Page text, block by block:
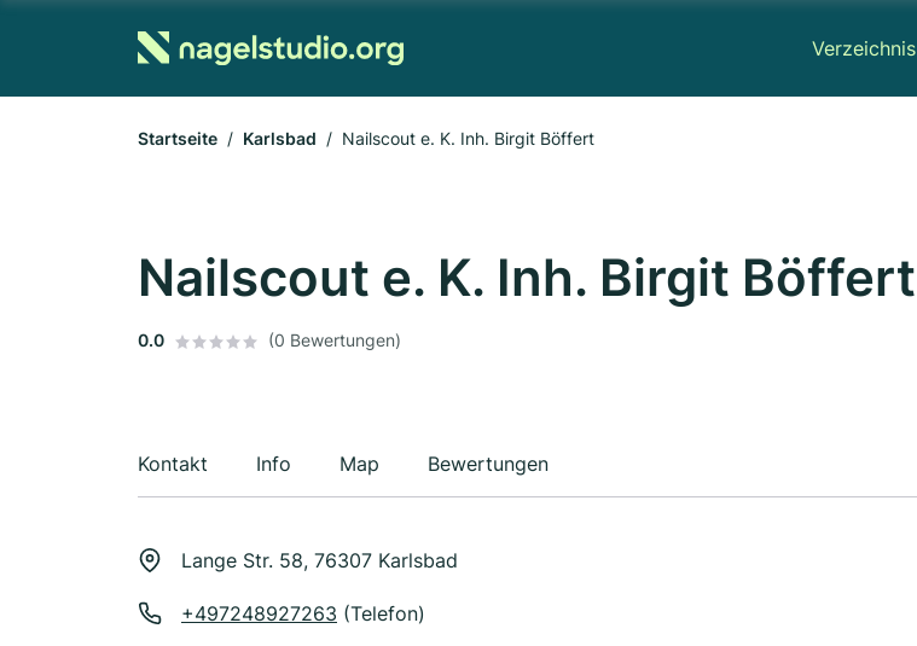
Verzeichnis
Startseite Karlsbad Nailscout e. K. Inh. Birgit Böffert
Nailscout e. K. Inh. Birgit Böffert
0.0 (0 Bewertungen)
Kontakt Info Map Bewertungen
Lange Str. 58, 76307 Karlsbad
+497248927263 (Telefon)